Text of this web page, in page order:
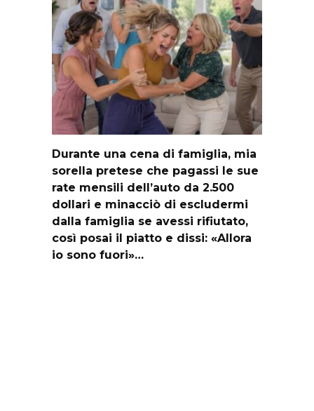
Durante una cena di famiglia, mia
sorella pretese che pagassi le sue
rate mensili dell’auto da 2.500
dollari e minacciò di escludermi
dalla famiglia se avessi rifiutato,
così posai il piatto e dissi: «Allora
io sono fuori»…